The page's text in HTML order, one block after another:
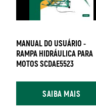
MANUAL DO USUÁRIO -
RAMPA HIDRÁULICA PARA
MOTOS SCDAE5523
SAIBA MAIS